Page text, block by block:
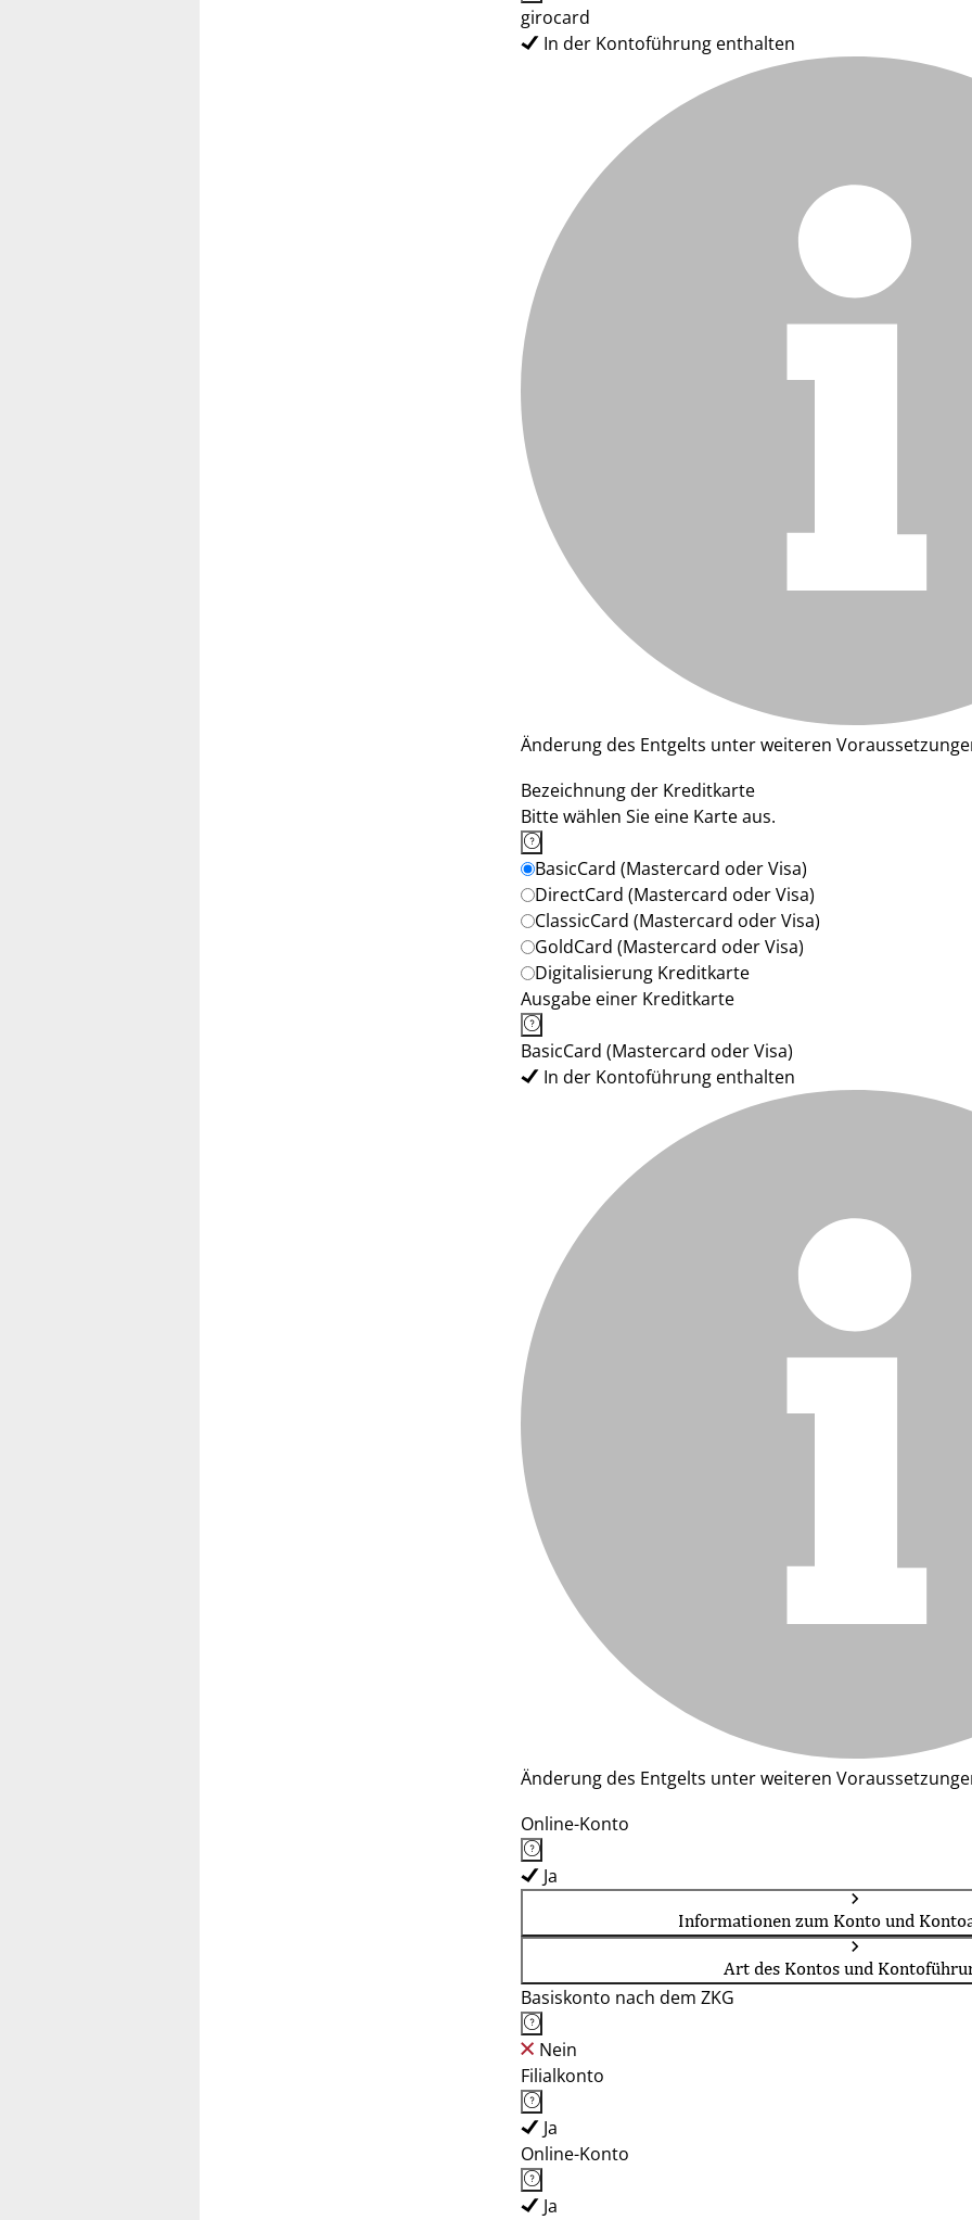
girocard
In der Kontoführung enthalten
Änderung des Entgelts unter weiteren
Bezeichnung der Kreditkarte
Bitte wählen Sie eine Karte aus.
BasicCard (Mastercard oder Visa)
DirectCard (Mastercard oder Visa)
ClassicCard (Mastercard oder Visa)
GoldCard (Mastercard oder Visa)
Digitalisierung Kreditkarte
Ausgabe einer Kreditkarte
BasicCard (Mastercard oder Visa)
In der Kontoführung enthalten
Änderung des Entgelts unter weiteren
Online-Konto
Ja
Informationen zum Konto und
Art des Kontos und
Basiskonto nach dem ZKG
Nein
Filialkonto
Ja
Online-Konto
Ja